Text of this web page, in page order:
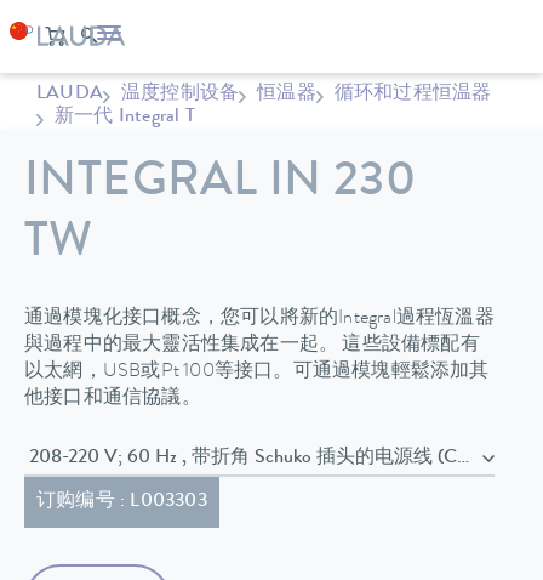
LAUDA 温度控制设备 恒温器
循环和过程恒温器
新一代 Integral T
INTEGRAL IN 230
TW
通過模塊化接口概念，您可以將新的Integral過程恆溫器
與過程中的最大靈活性集成在一起。 這些設備標配有
以太網，USB或Pt 100等接口。可通過模塊輕鬆添加其
他接口和通信協議。
208-220 V; 60 Hz , 带折角 Schuko 插头的电源线 (CEE7/7)
订购编号 : L003303